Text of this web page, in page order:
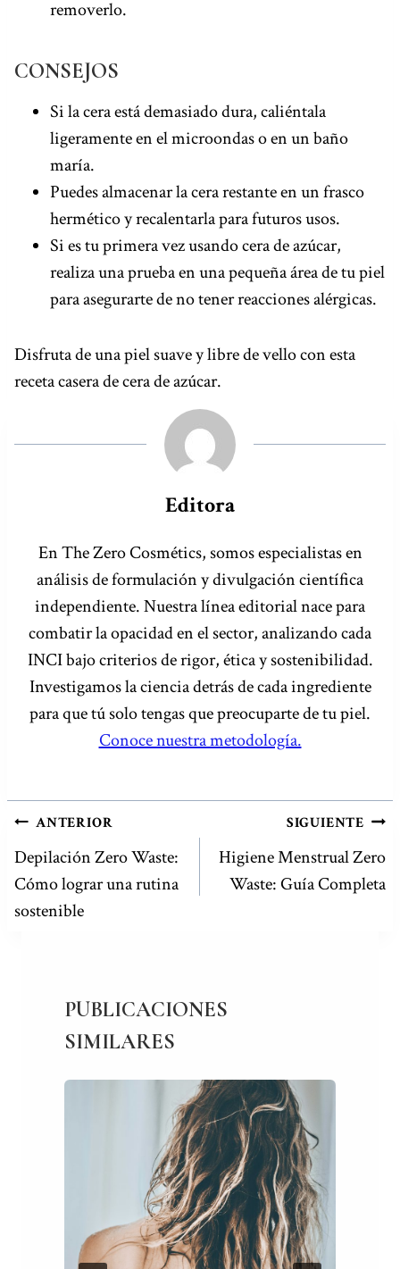
removerlo.
CONSEJOS
Si la cera está demasiado dura, caliéntala
ligeramente en el microondas o en un baño
maría.
Puedes almacenar la cera restante en un frasco
hermético y recalentarla para futuros usos.
Si es tu primera vez usando cera de azúcar,
realiza una prueba en una pequeña área de tu piel
para asegurarte de no tener reacciones alérgicas.
Disfruta de una piel suave y libre de vello con esta
receta casera de cera de azúcar.
Editora
En The Zero Cosmétics, somos especialistas en
análisis de formulación y divulgación científica
independiente. Nuestra línea editorial nace para
combatir la opacidad en el sector, analizando cada
INCI bajo criterios de rigor, ética y sostenibilidad.
Investigamos la ciencia detrás de cada ingrediente
para que tú solo tengas que preocuparte de tu piel.
Conoce nuestra metodología.
NAVEGACIÓN
DE
ENTRADAS
ANTERIOR
Depilación Zero Waste:
Cómo lograr una rutina
sostenible
SIGUIENTE
Higiene Menstrual Zero
Waste: Guía Completa
PUBLICACIONES
SIMILARES